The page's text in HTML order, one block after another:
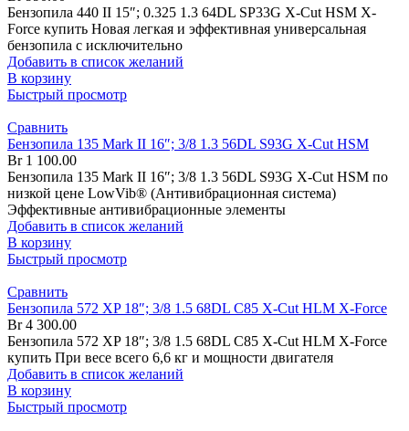
Бензопила 440 II 15″; 0.325 1.3 64DL SP33G X-Cut HSM X-
Force купить Новая легкая и эффективная универсальная
бензопила с исключительно
Добавить в список желаний
В корзину
Быстрый просмотр
Сравнить
Бензопила 135 Mark II 16″; 3/8 1.3 56DL S93G X-Cut HSM
Br1 100.00
Бензопила 135 Mark II 16″; 3/8 1.3 56DL S93G X-Cut HSM по
низкой цене LowVib® (Антивибрационная система)
Эффективные антивибрационные элементы
Добавить в список желаний
В корзину
Быстрый просмотр
Сравнить
Бензопила 572 XP 18″; 3/8 1.5 68DL C85 X-Cut HLM X-Force
Br4 300.00
Бензопила 572 XP 18″; 3/8 1.5 68DL C85 X-Cut HLM X-Force
купить При весе всего 6,6 кг и мощности двигателя
Добавить в список желаний
В корзину
Быстрый просмотр